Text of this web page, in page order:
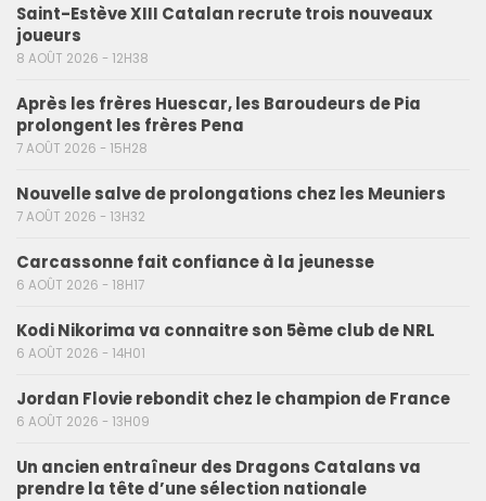
Saint-Estève XIII Catalan recrute trois nouveaux
joueurs
8 AOÛT 2026 - 12H38
Après les frères Huescar, les Baroudeurs de Pia
prolongent les frères Pena
7 AOÛT 2026 - 15H28
Nouvelle salve de prolongations chez les Meuniers
7 AOÛT 2026 - 13H32
Carcassonne fait confiance à la jeunesse
6 AOÛT 2026 - 18H17
Kodi Nikorima va connaitre son 5ème club de NRL
6 AOÛT 2026 - 14H01
Jordan Flovie rebondit chez le champion de France
6 AOÛT 2026 - 13H09
Un ancien entraîneur des Dragons Catalans va
prendre la tête d’une sélection nationale